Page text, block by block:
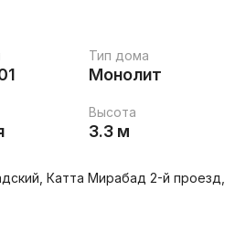
Тип дома
Монолит
Высота
3.3 м
Катта Мирабад 2-й проезд,